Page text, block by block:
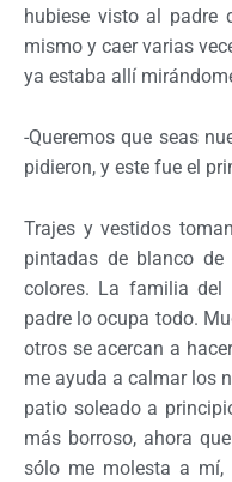
hubiese visto al padre
mismo y caer varias
ya estaba allí
-Queremos que seas
pidieron, y este fue el
Trajes y vestidos
pintadas de blanco
colores. La familia del
padre lo ocupa todo.
otros se acercan a
me ayuda a calmar los
patio soleado a
más borroso, ahora
sólo me molesta a